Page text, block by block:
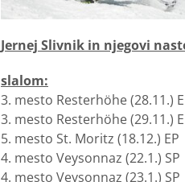
Jernej Slivnik in njegovi
slalom:
3. mesto Resterhöhe (28.11.)
3. mesto Resterhöhe (29.11.)
5. mesto St. Moritz (18.12.) EP
4. mesto Veysonnaz (22.1.) SP
4. mesto Veysonnaz (23.1.) SP